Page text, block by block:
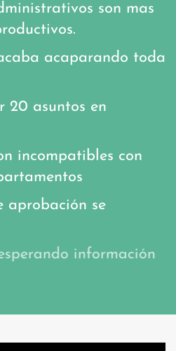
son mas
acaparando toda
20 asuntos en
incompatibles con
aprobación se
información